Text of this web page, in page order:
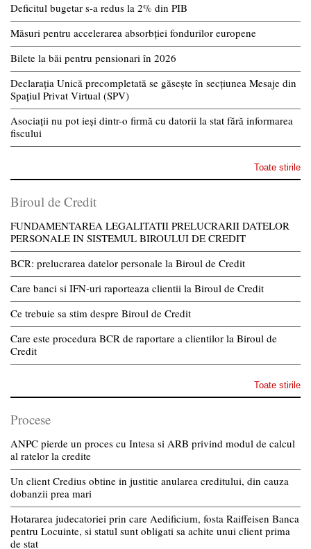
Deficitul bugetar s-a redus la 2% din PIB
Măsuri pentru accelerarea absorbției fondurilor europene
Bilete la băi pentru pensionari în 2026
Declarația Unică precompletată se găsește în secțiunea Mesaje din
Spațiul Privat Virtual (SPV)
Asociații nu pot ieși dintr-o firmă cu datorii la stat fără informarea
fiscului
Toate stirile
Biroul de Credit
FUNDAMENTAREA LEGALITATII PRELUCRARII DATELOR
PERSONALE IN SISTEMUL BIROULUI DE CREDIT
BCR: prelucrarea datelor personale la Biroul de Credit
Care banci si IFN-uri raporteaza clientii la Biroul de Credit
Ce trebuie sa stim despre Biroul de Credit
Care este procedura BCR de raportare a clientilor la Biroul de
Credit
Toate stirile
Procese
ANPC pierde un proces cu Intesa si ARB privind modul de calcul
al ratelor la credite
Un client Credius obtine in justitie anularea creditului, din cauza
dobanzii prea mari
Hotararea judecatoriei prin care Aedificium, fosta Raiffeisen Banca
pentru Locuinte, si statul sunt obligati sa achite unui client prima
de stat